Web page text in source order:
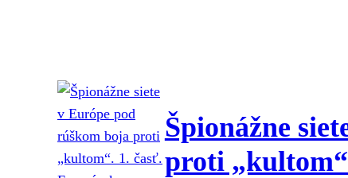
Špionážne
proti